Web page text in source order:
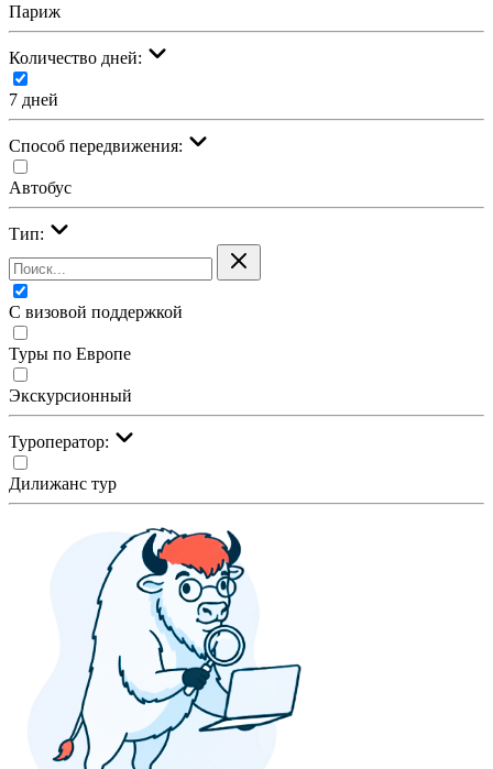
Париж
Количество дней:
7 дней
Cпособ передвижения:
Автобус
Тип:
С визовой поддержкой
Туры по Европе
Экскурсионный
Туроператор:
Дилижанс тур